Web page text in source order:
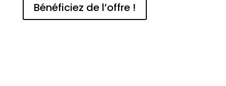
Bénéficiez de l’offre !